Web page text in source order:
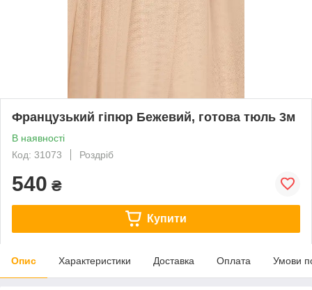
Французький гіпюр Бежевий, готова тюль 3м
В наявності
Код: 31073
Роздріб
540 ₴
Купити
Опис Характеристики Доставка Оплата Умови